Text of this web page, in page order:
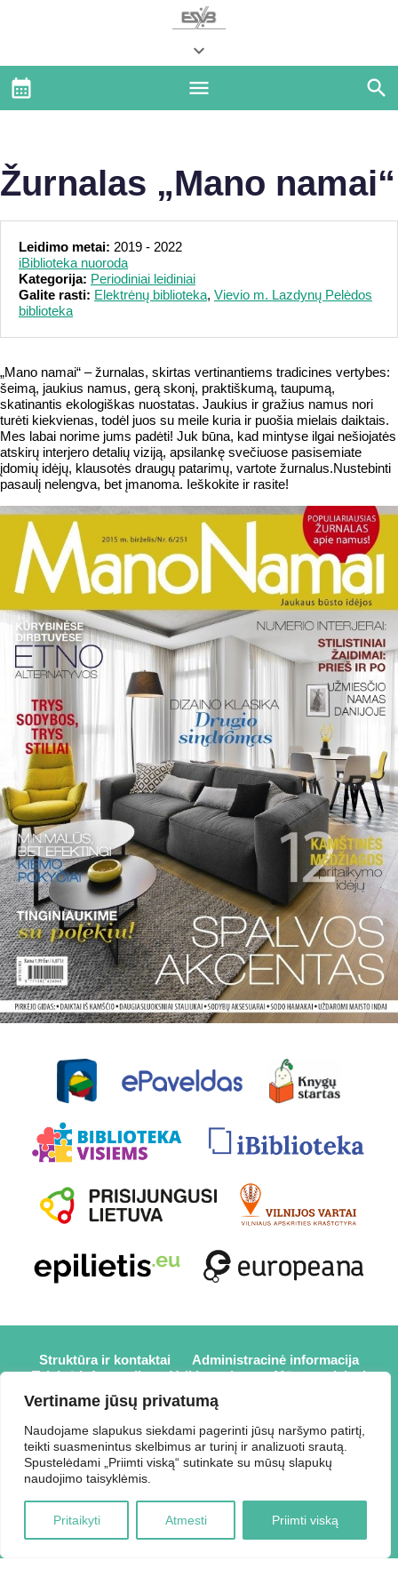
Vertiname jūsų privatumą
Naudojame slapukus siekdami pagerinti jūsų naršymo patirtį,
teikti suasmenintus skelbimus ar turinį ir analizuoti srautą.
Spustelėdami „Priimti viską“ sutinkate su mūsų slapukų
naudojimo taisyklėmis.
Pritaikyti Atmesti Priimti viską
Žurnalas „Mano namai“
Leidimo metai: 2019 - 2022
iBiblioteka nuoroda
Kategorija: Periodiniai leidiniai
Galite rasti: Elektrėnų biblioteka, Vievio m. Lazdynų Pelėdos
biblioteka
„Mano namai“ – žurnalas, skirtas vertinantiems tradicines vertybes:
šeimą, jaukius namus, gerą skonį, praktiškumą, taupumą,
skatinantis ekologiškas nuostatas. Jaukius ir gražius namus nori
turėti kiekvienas, todėl juos su meile kuria ir puošia mielais daiktais.
Mes labai norime jums padėti! Juk būna, kad mintyse ilgai nešiojatės
atskirų interjero detalių viziją, apsilankę svečiuose pasisemiate
įdomių idėjų, klausotės draugų patarimų, vartote žurnalus.Nustebinti
pasaulį nelengva, bet įmanoma. Ieškokite ir rasite!
Struktūra ir kontaktai
Administracinė informacija
Teisinė informacija
Veiklos sritys
Mūsų projektai
Karjera
Partneriai
Prisijungti
2026 © Elektrėnų savivaldybės viešoji biblioteka,
Savivaldybės biudžetinė įstaiga, Draugystės g. 2, LT-26110
Elektrėnai, tel.: +370 648 80 788, el.p.:
Duomenys kaupiami ir saugomi Juridinių asmenų registre,
kodas 188207697.